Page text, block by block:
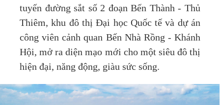
tuyến đường sắt số 2 đoạn Bến Thành - Thủ
Thiêm, khu đô thị Đại học Quốc tế và dự án
công viên cảnh quan Bến Nhà Rồng - Khánh
Hội, mở ra diện mạo mới cho một siêu đô thị
hiện đại, năng động, giàu sức sống.